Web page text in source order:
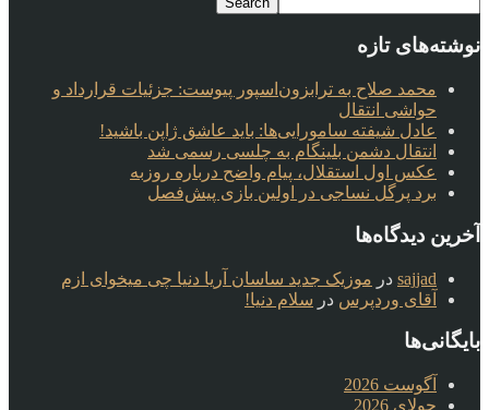
نوشته‌های تازه
محمد صلاح به ترابزون‌اسپور پیوست: جزئیات قرارداد و
حواشی انتقال
عادل شیفته سامورایی‌ها: باید عاشق ژاپن باشید!
انتقال دشمن بلینگام به چلسی رسمی شد
عکس اول استقلال، پیام واضح درباره روزبه
برد پرگل نساجی در اولین بازی پیش‌فصل
آخرین دیدگاه‌ها
sajjad در موزیک جدید ساسان آریا دنیا چی میخوای ازم
آقای وردپرس در سلام دنیا!
بایگانی‌ها
آگوست 2026
جولای 2026